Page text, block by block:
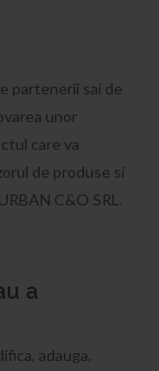
partenerii sai de
unor
care va
de produse si
C&O SRL.
a
adauga,